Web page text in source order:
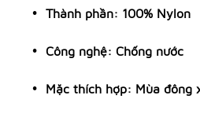
Thành phần: 100% Nylon
Công nghệ: Chống nước
Mặc thích hợp: Mùa đông